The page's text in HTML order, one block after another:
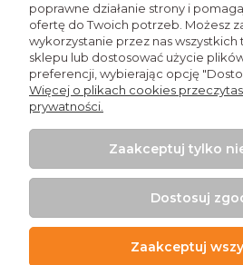
Wiedza
Zakupy
Moje konto
poprawne działanie strony i
ofertę do Twoich potrzeb. Możesz
wykorzystanie przez nas
sklepu lub dostosować użycie
preferencji, wybierając opcję
Więcej o plikach cookies
prywatności.
Zaakceptuj tylko
Dostosuj
Zaakceptuj